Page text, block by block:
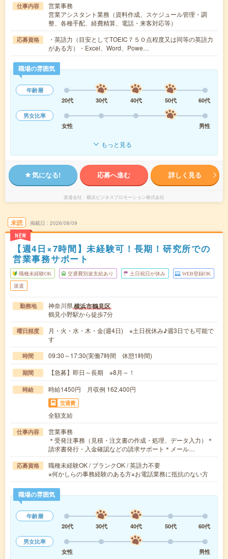
仕事内容
営業事務
営業アシスタント業務（資料作成、スケジュール管理・調
整、各種手配、経費精算、電話・来客対応等）
応募資格
・英語力（目安としてTOEIC７５０点程度又は同等の英語力
がある方）・Excel、Word、Powe…
職場の雰囲気
年齢層
20代
30代 40代 50代
60代
男女比率
女性
男性
もっと見る
気になる! 応募へ進む 詳しく見る
派遣会社 横浜ビジネスプロモーション株式会社
未読
NEW
掲載日 2026/08/09
【週4日×7時間】未経験可！長期！研究所での
営業事務サポート
職種未経験OK 交通費別途支給あり 土日祝日が休み WEB登録OK
派遣
勤務地 神奈川県横浜市鶴見区
鶴見小野駅から徒歩7分
曜日頻度
月・火・水・木・金(週4日) ※土日祝休み♪週3日でも可能で
す
時間 09:30～17:30(実働7時間 休憩1時間)
期間 【急募】即日～長期 ※8月～！
時給 時給1450円 月収例 162,400円
交通費
全額支給
仕事内容
営業事務
＊受発注事務（見積・注文書の作成・処理、データ入力）＊
請求書発行・入金確認などの請求サポート＊メール…
応募資格
職種未経験OK / ブランクOK / 英語力不要
※何かしらの事務経験のある方※お電話業務に抵抗のない方
職場の雰囲気
年齢層
20代
30代 40代 50代
60代
男女比率
女性
男性